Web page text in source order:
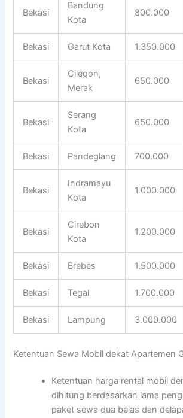
Bekasi
Bandung
Kota
800.000
Bekasi Garut Kota 1.350.000
Bekasi
Cilegon,
Merak
650.000
Bekasi
Serang
Kota
650.000
Bekasi Pandeglang 700.000
Bekasi
Indramayu
Kota
1.000.000
Bekasi
Cirebon
Kota
1.200.000
Bekasi Brebes 1.500.000
Bekasi Tegal 1.700.000
Bekasi Lampung 3.000.000
Ketentuan Sewa Mobil dekat Apartemen
Ketentuan harga rental mobil
dihitung berdasarkan lama
paket sewa dua belas dan